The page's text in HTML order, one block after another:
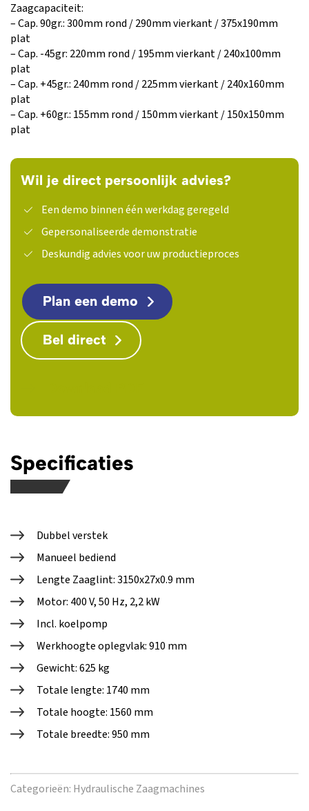
Zaagcapaciteit:
– Cap. 90gr.: 300mm rond / 290mm vierkant / 375x190mm
plat
– Cap. -45gr: 220mm rond / 195mm vierkant / 240x100mm
plat
– Cap. +45gr.: 240mm rond / 225mm vierkant / 240x160mm
plat
– Cap. +60gr.: 155mm rond / 150mm vierkant / 150x150mm
plat
Wil je direct persoonlijk advies?
Een demo binnen één werkdag geregeld
Gepersonaliseerde demonstratie
Deskundig advies voor uw productieproces
Plan een demo
Bel direct
Specificaties
Dubbel verstek
Manueel bediend
Lengte Zaaglint: 3150x27x0.9 mm
Motor: 400 V, 50 Hz, 2,2 kW
Incl. koelpomp
Werkhoogte oplegvlak: 910 mm
Gewicht: 625 kg
Totale lengte: 1740 mm
Totale hoogte: 1560 mm
Totale breedte: 950 mm
Categorieën: Hydraulische Zaagmachines